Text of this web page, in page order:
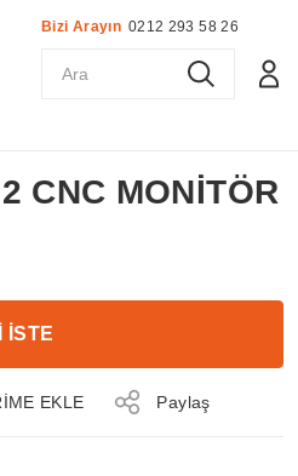
Bizi Arayın 0212 293 58 26
CNC MONİTÖR
İSTE
Paylaş